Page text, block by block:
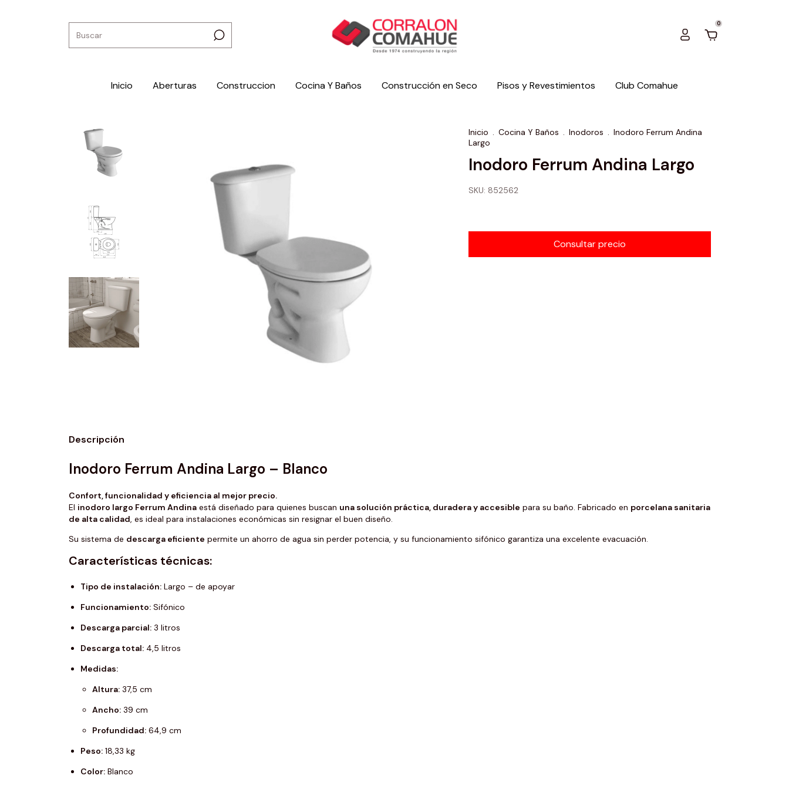
0
Inicio Aberturas Construccion Cocina Y Baños Construcción en Seco Pisos y Revestimientos Club Comahue
Inicio . Cocina Y Baños . Inodoros . Inodoro Ferrum Andina
Largo
Inodoro Ferrum Andina Largo
SKU: 852562
Descripción
Inodoro Ferrum Andina Largo – Blanco
Confort, funcionalidad y eficiencia al mejor precio.
El inodoro largo Ferrum Andina está diseñado para quienes buscan una solución práctica, duradera y accesible para su baño. Fabricado en porcelana sanitaria
de alta calidad, es ideal para instalaciones económicas sin resignar el buen diseño.
Su sistema de descarga eficiente permite un ahorro de agua sin perder potencia, y su funcionamiento sifónico garantiza una excelente evacuación.
Características técnicas:
Tipo de instalación: Largo – de apoyar
Funcionamiento: Sifónico
Descarga parcial: 3 litros
Descarga total: 4,5 litros
Medidas:
Altura: 37,5 cm
Ancho: 39 cm
Profundidad: 64,9 cm
Peso: 18,33 kg
Color: Blanco